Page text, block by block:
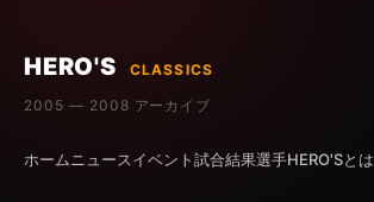
HERO'S
CLASSICS
2005 — 2008 アーカイブ
ホームニュースイベント試合結果選手HERO'Sとは